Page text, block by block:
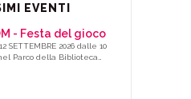
EVENTI
- Festa del gioco
SETTEMBRE 2026 dalle 10
Parco della Biblioteca…